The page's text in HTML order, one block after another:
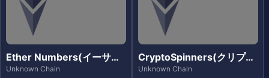
Ether Numbers(イーサナ
ンバーズ)
Unknown Chain
CryptoSpinners(クリプト
スピナーズ)
Unknown Chain